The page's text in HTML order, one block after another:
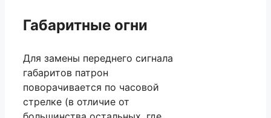
Габаритные огни
Для замены переднего сигнала
габаритов патрон
поворачивается по часовой
стрелке (в отличие от